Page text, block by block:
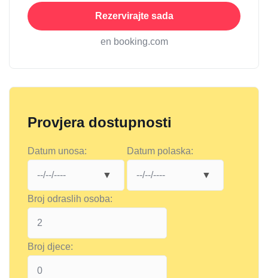
Rezervirajte sada
en booking.com
Provjera dostupnosti
Datum unosa: Datum polaska:
Broj odraslih osoba:
Broj djece: